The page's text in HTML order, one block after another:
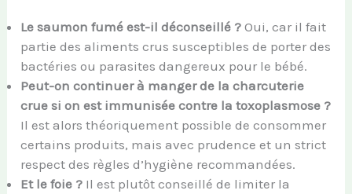
Le saumon fumé est-il déconseillé ? Oui, car il fait
partie des aliments crus susceptibles de porter des
bactéries ou parasites dangereux pour le bébé.
Peut-on continuer à manger de la charcuterie
crue si on est immunisée contre la toxoplasmose ?
Il est alors théoriquement possible de consommer
certains produits, mais avec prudence et un strict
respect des règles d’hygiène recommandées.
Et le foie ? Il est plutôt conseillé de limiter la